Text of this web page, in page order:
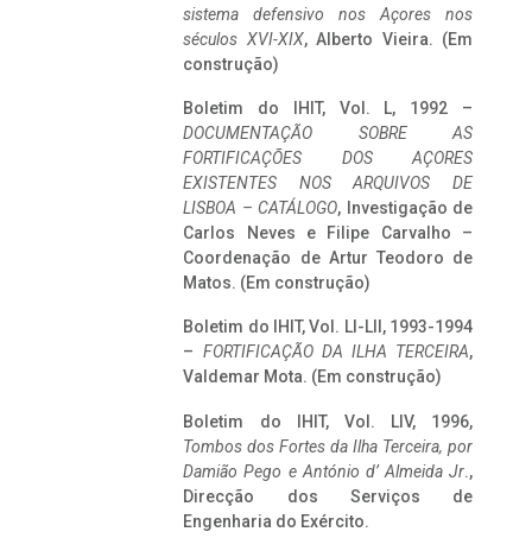
sistema defensivo nos Açores nos
séculos XVI-XIX, Alberto Vieira. (Em
construção)
Boletim do IHIT, Vol. L, 1992 –
DOCUMENTAÇÃO SOBRE AS
FORTIFICAÇÕES DOS AÇORES
EXISTENTES NOS ARQUIVOS DE
LISBOA – CATÁLOGO, Investigação de
Carlos Neves e Filipe Carvalho –
Coordenação de Artur Teodoro de
Matos. (Em construção)
Boletim do IHIT, Vol. LI-LII, 1993-1994
– FORTIFICAÇÃO DA ILHA TERCEIRA,
Valdemar Mota. (Em construção)
Boletim do IHIT, Vol. LIV, 1996,
Tombos dos Fortes da Ilha Terceira, por
Damião Pego e António d’ Almeida Jr.,
Direcção dos Serviços de
Engenharia do Exército.